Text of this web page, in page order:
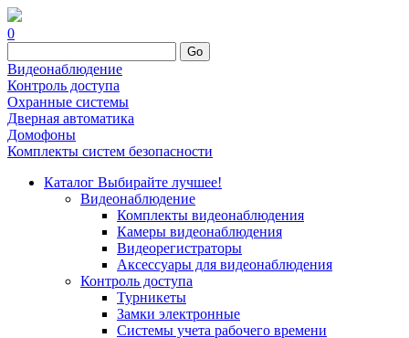
0
Go
Видеонаблюдение
Контроль доступа
Охранные системы
Дверная автоматика
Домофоны
Комплекты систем безопасности
Каталог Выбирайте лучшее!
Видеонаблюдение
Комплекты видеонаблюдения
Камеры видеонаблюдения
Видеорегистраторы
Аксессуары для видеонаблюдения
Контроль доступа
Турникеты
Замки электронные
Системы учета рабочего времени